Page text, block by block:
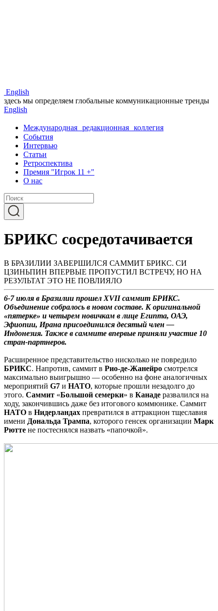
English
здесь мы определяем глобальные коммуникационные тренды
English
Международная редакционная коллегия
События
Интервью
Статьи
Ретроспектива
Премия "Игрок 11 +"
О нас
БРИКС сосредотачивается
В БРАЗИЛИИ ЗАВЕРШИЛСЯ САММИТ БРИКС. СИ
ЦЗИНЬПИН ВПЕРВЫЕ ПРОПУСТИЛ ВСТРЕЧУ, НО НА
РЕЗУЛЬТАТ ЭТО НЕ ПОВЛИЯЛО
6-7 июля в Бразилии прошел XVII саммит БРИКС.
Объединение собралось в новом составе. К оригинальной
«пятерке» и четырем новичкам в лице Египта, ОАЭ,
Эфиопии, Ирана присоединился десятый член —
Индонезия. Также в саммите впервые приняли участие 10
стран-партнеров.
Расширенное представительство нисколько не повредило
БРИКС. Напротив, саммит в Рио-де-Жанейро смотрелся
максимально выигрышно — особенно на фоне аналогичных
мероприятий G7 и НАТО, которые прошли незадолго до
этого. Саммит «Большой семерки» в Канаде развалился на
ходу, закончившись даже без итогового коммюнике. Саммит
НАТО в Нидерландах превратился в аттракцион тщеславия
имени Дональда Трампа, которого генсек организации Марк
Рютте не постеснялся назвать «папочкой».